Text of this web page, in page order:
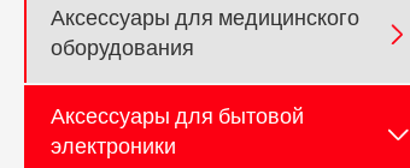
Аксессуары для медицинского
оборудования

Аксессуары для бытовой
электроники
